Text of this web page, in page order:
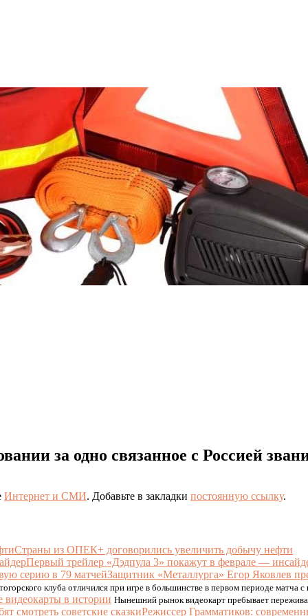
за одно связанное с Россией
Интернет и СМИ. Добавьте в закладки постоянную ссылку.
Страны из ОПЕК+ договорились увеличить добычу нефти
Первый трейлер «Дэдпула 3» покажут в феврале —
Защитник «Металлурга» Егор Яковлев
клуба отличился при игре в большинстве в первом периоде матча
в истории Нынешний рынок видеокарт пребывает
Режиссер Грамматиков: